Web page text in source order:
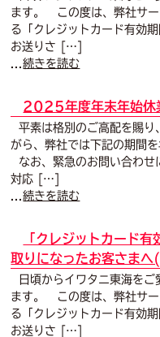
ます。 この度は、弊社サー
る「クレジットカード有効
お送りさ […]
...続きを読む
2025年度年末年始休
平素は格別のご高配を賜
がら、弊社では下記の期間
なお、緊急のお問い合わ
対応 […]
...続きを読む
「クレジットカード
取りになったお客さま
日頃からイワタニ東海を
ます。 この度は、弊社サー
る「クレジットカード有効
お送りさ […]